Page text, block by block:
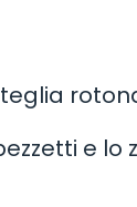
teglia
e lo